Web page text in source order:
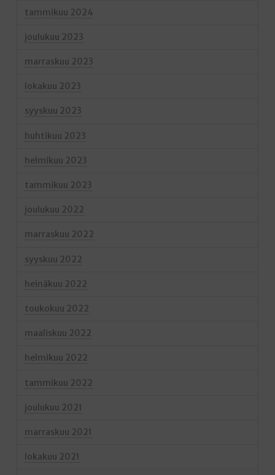
tammikuu 2024
joulukuu 2023
marraskuu 2023
lokakuu 2023
syyskuu 2023
huhtikuu 2023
helmikuu 2023
tammikuu 2023
joulukuu 2022
marraskuu 2022
syyskuu 2022
heinäkuu 2022
toukokuu 2022
maaliskuu 2022
helmikuu 2022
tammikuu 2022
joulukuu 2021
marraskuu 2021
lokakuu 2021